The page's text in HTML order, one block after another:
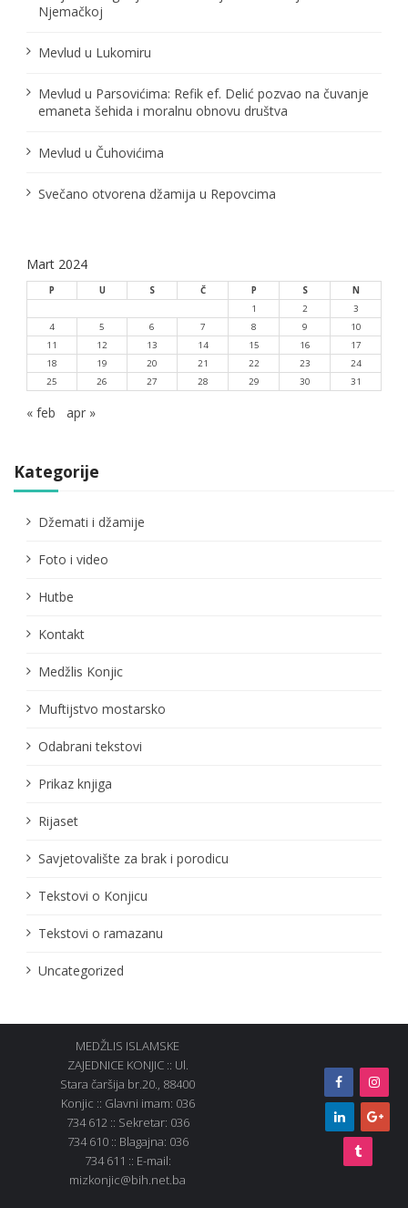
a
n
k
a
Njemačkoj
Mevlud u Lukomiru
Mevlud u Parsovićima: Refik ef. Delić pozvao na čuvanje
emaneta šehida i moralnu obnovu društva
Mevlud u Čuhovićima
Svečano otvorena džamija u Repovcima
Mart 2024
P U S Č P S
N
1
2
3
4
5 6 7 8 9
10
11
12 13 14 15 16
17
18
19 20 21 22 23
24
25
26 27 28 29 30 31
« feb apr »
Kategorije
Džemati i džamije
Foto i video
Hutbe
Kontakt
Medžlis Konjic
Muftijstvo mostarsko
Odabrani tekstovi
Prikaz knjiga
Rijaset
Savjetovalište za brak i porodicu
Tekstovi o Konjicu
Tekstovi o ramazanu
Uncategorized
MEDŽLIS ISLAMSKE
ZAJEDNICE KONJIC :: Ul.
Stara čaršija br.20., 88400
Konjic :: Glavni imam: 036
734 612 :: Sekretar: 036
734 610 :: Blagajna: 036
734 611 :: E-mail:
mizkonjic@bih.net.ba